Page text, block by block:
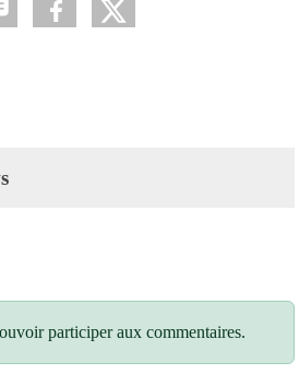
participer aux commentaires.